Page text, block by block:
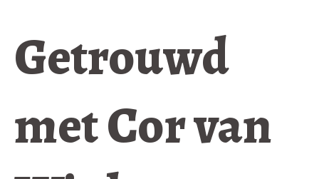
Getrouwd
met Cor van